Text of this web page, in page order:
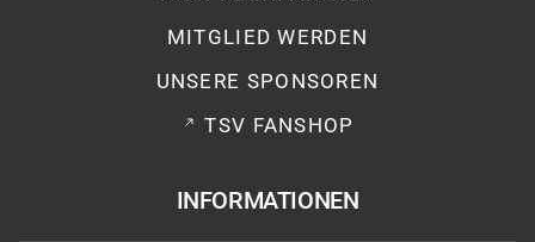
MITGLIED WERDEN
UNSERE SPONSOREN
TSV FANSHOP
INFORMATIONEN